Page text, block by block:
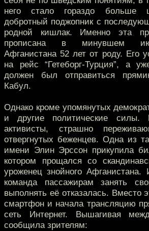
него стало гораздо больше
добротный поджопник с
родной кишлак. Именно эта
прописана в минувшем
Афганистана 52 лет от роду. Его
на рейс “Гетеборг-Турция”, а
должен был отправиться
Кабул.
Однако кроме упомянутых
и другие политические силы.
активисты, страшно
отвергнутых беженцев. Одна из
имени Элин Эрссон прикупила
котором прощался со
уроженец знойного Афганистана.
команда пассажирам занять
выполнять её отказалась. Вместо
смартфон и начала трансляцию
сеть Интернет. Вышагивая
сообщила зрителям: